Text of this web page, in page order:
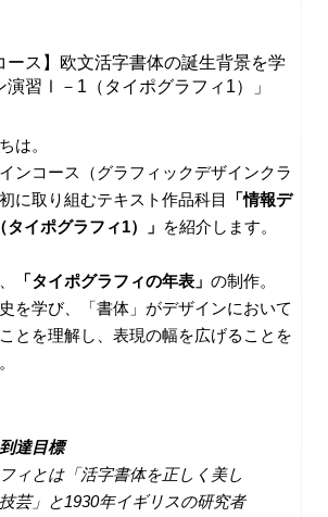
ース】欧文活字書体の誕生背景を学
演習Ⅰ－1（タイポグラフィ1）」
は。
ンコース（グラフィックデザインクラ
に取り組むテキスト作品科目
「情報デ
イポグラフィ1）」 を紹介します。
「タイポグラフィの年表」 の制作。
を学び、「書体」がデザインにおいて
とを理解し、表現の幅を広げることを
達目標
ィとは「活字書体を正しく美し
芸」と1930年イギリスの研究者